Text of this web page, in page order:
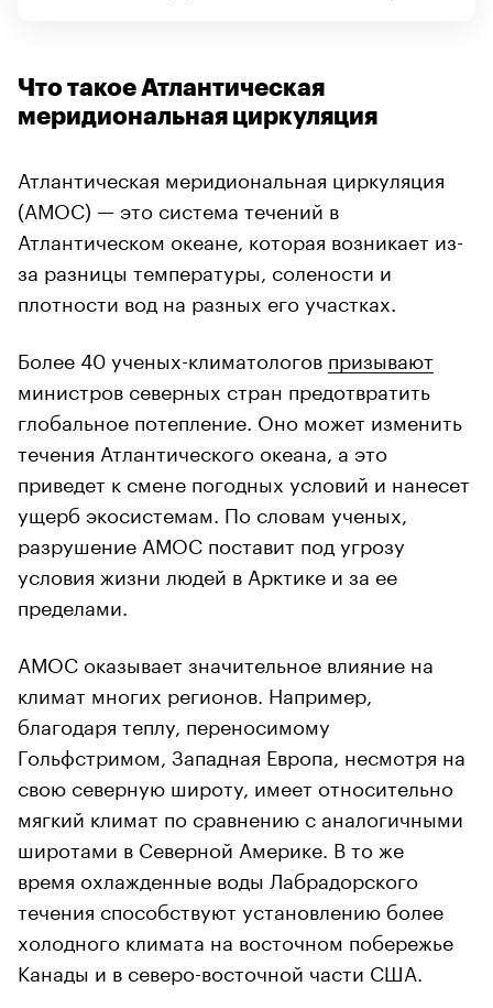
Что такое Атлантическая
меридиональная циркуляция
Атлантическая меридиональная циркуляция
(АМОС) — это система течений в
Атлантическом океане, которая возникает из-
за разницы температуры, солености и
плотности вод на разных его участках.
Более 40 ученых-климатологов призывают
министров северных стран предотвратить
глобальное потепление. Оно может изменить
течения Атлантического океана, а это
приведет к смене погодных условий и нанесет
ущерб экосистемам. По словам ученых,
разрушение АМОС поставит под угрозу
условия жизни людей в Арктике и за ее
пределами.
АМОС оказывает значительное влияние на
климат многих регионов. Например,
благодаря теплу, переносимому
Гольфстримом, Западная Европа, несмотря на
свою северную широту, имеет относительно
мягкий климат по сравнению с аналогичными
широтами в Северной Америке. В то же
время охлажденные воды Лабрадорского
течения способствуют установлению более
холодного климата на восточном побережье
Канады и в северо-восточной части США.